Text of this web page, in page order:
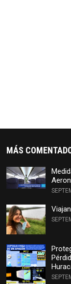
MÁS